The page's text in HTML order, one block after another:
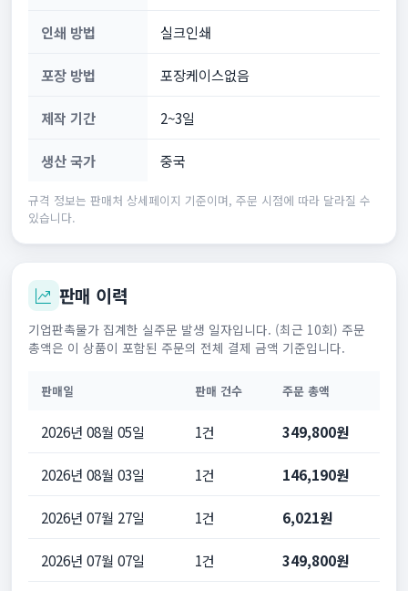
인쇄 방법 실크인쇄
포장 방법 포장케이스없음
제작 기간 2~3일
생산 국가 중국
규격 정보는 판매처 상세페이지 기준이며, 주문 시점에 따라 달라질 수
있습니다.
판매 이력
기업판촉물가 집계한 실주문 발생 일자입니다. (최근 10회) 주문
총액은 이 상품이 포함된 주문의 전체 결제 금액 기준입니다.
판매일 판매 건수 주문 총액
2026년 08월 05일 1건 349,800원
2026년 08월 03일 1건 146,190원
2026년 07월 27일 1건 6,021원
2026년 07월 07일 1건 349,800원